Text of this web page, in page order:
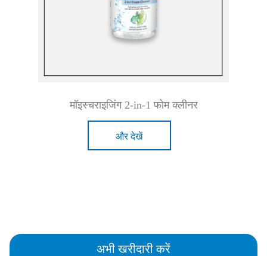
मॉइस्चराइजिंग 2-in-1 फोम क्लीनर
और देखें
अभी खरीदारी करें